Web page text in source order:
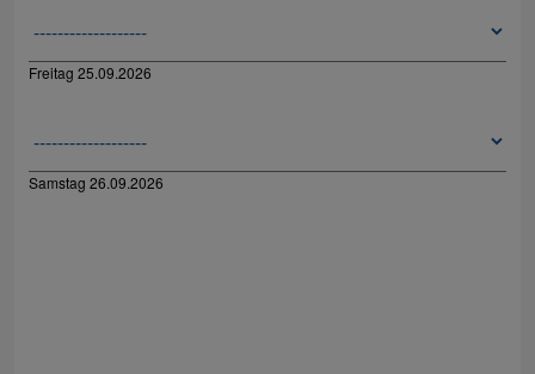
Freitag 25.09.2026
Samstag 26.09.2026